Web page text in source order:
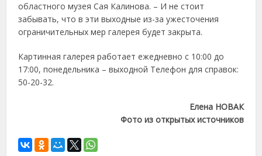
областного музея Сая Калинова. – И не стоит
забывать, что в эти выходные из-за ужесточения
ограничительных мер галерея будет закрыта.
Картинная галерея работает ежедневно с 10:00 до
17:00, понедельника – выходной Телефон для справок:
50-20-32.
Елена НОВАК
Фото из открытых источников